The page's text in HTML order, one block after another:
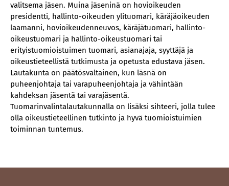
valitsema jäsen. Muina jäseninä on hovioikeuden
presidentti, hallinto-oikeuden ylituomari, käräjäoikeuden
laamanni, hovioikeudenneuvos, käräjätuomari, hallinto-
oikeustuomari ja hallinto-oikeustuomari tai
erityistuomioistuimen tuomari, asianajaja, syyttäjä ja
oikeustieteellistä tutkimusta ja opetusta edustava jäsen.
Lautakunta on päätösvaltainen, kun läsnä on
puheenjohtaja tai varapuheenjohtaja ja vähintään
kahdeksan jäsentä tai varajäsentä.
Tuomarinvalintalautakunnalla on lisäksi sihteeri, jolla tulee
olla oikeustieteellinen tutkinto ja hyvä tuomioistuimien
toiminnan tuntemus.